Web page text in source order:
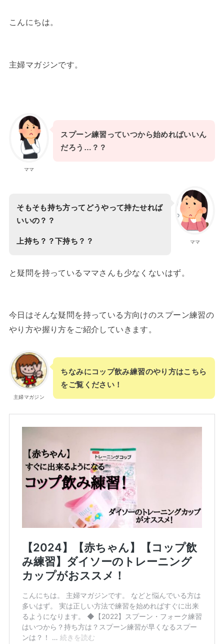
こんにちは。
主婦マガジンです。
ママ
スプーン練習っていつから始めればいいん
だろう…？？
ママ
そもそも持ち方ってどうやって持たせれば
いいの？？
上持ち？？下持ち？？
と疑問を持っているママさんも少なくないはず。
今日はそんな疑問を持っている方向けのスプーン練習の
やり方や握り方をご紹介していきます。
主婦マガジン
ちなみにコップ飲み練習のやり方はこちら
をご覧ください！